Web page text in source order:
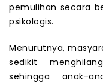
pemulihan secara
psikologis.
Menurutnya,
sedikit
sehingga anak-